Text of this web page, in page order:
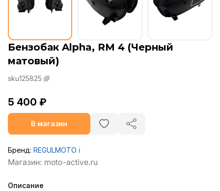
Бензобак Alpha, RM 4 (Черный
матовый)
sku125825
5 400 ₽
В магазин
Бренд: REGULMOTO ℹ️
Описание